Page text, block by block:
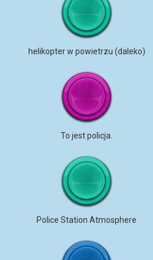
helikopter w powietrzu (daleko)
To jest policja.
Police Station Atmosphere